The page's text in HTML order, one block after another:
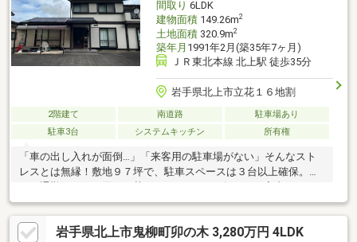
間取り 6LDK
建物面積149.26m2
土地面積320.9m2
築年月 1991年2月(築35年7ヶ月)
ＪＲ東北本線 北上駅 徒歩35分
岩手県北上市立花１６地割
2階建て 南道路
駐車場あり
駐車3台
システムキッチン 所有権
「車の出し入れが面倒…」「来客用の駐車場がない」そんなスト
レスとは無縁！敷地９７坪で、駐車スペースは３台以上確保。毎
９平米の６ＬＤＫ。全部屋がクセのない正方形で、家具の配置や
収納づくりがしやすい無駄のない設計です。■２０２０年に浴室
交換済みなどコンディション良好なため、すぐに新生活をスター
岩手県北上市鬼柳町卯の木 3,280万円 4LDK